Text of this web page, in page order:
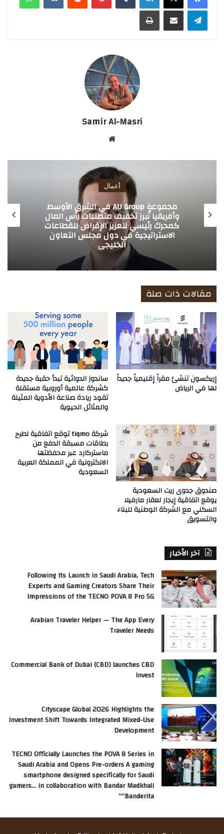
Samir Al-Masri
الوي
ب
أعمال
بنك دبي التجاري يطلق قرض المعادن الثمينة
بهيكل رقمي مبتكر قائم على XAU لدعم
قطاع تجارة الذهب في الإمارات
مقالات ذات صلة
إريكسون تنشئ مقراً إقليمياً جديداً
لها في الرياض
ساندوز الدوائية تبدأ حقبة جديدة
كشركة عالمية أوروبية مستقلة
تقود ريادة صناعة الأدوية المثيلة
والمثائل الحيوية
صندوق جدوى ريت السعودية
يوقع اتفاقية إيجار لعقار مارفيلا
السكني مع الشركة الوطنية للبناء
والتسويق
شركة tiqmo توقع اتفاقية لطرح
بطاقات مسبقة الدفع من
ماستركارد عبر محفظتها
الالكترونية في المملكة العربية
السعودية
آخر الأخبار
Following Its Launch in Saudi Arabia, Tech
Experts and Gaming Creators Share Their
Impressions of the TECNO POVA 8 Pro 5G
Arabian Traveler Helper — The App Every
Traveler Needs
Commercial Bank of Dubai (CBD) launches CBD
Invest
Cityscape Global 2026 Highlights the
Investment Shift Towards Integrated Mixed-Use
Development
TECNO Officially Launches the POVA 8 Series in
Saudi Arabia and Opens Pre-orders A gaming
smartphone designed specifically for Saudi
gamers… in collaboration with Bandar Madkhali
“Banderita”